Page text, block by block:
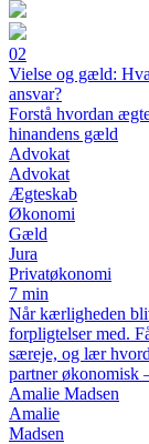
02
Vielse og gæld:
ansvar?
Forstå hvordan
hinandens gæld
Advokat
Advokat
Ægteskab
Økonomi
Gæld
Jura
Privatøkonomi
7 min
Når kærligheden
forpligtelser med.
særeje, og lær
partner økonomisk
Amalie Madsen
Amalie
Madsen